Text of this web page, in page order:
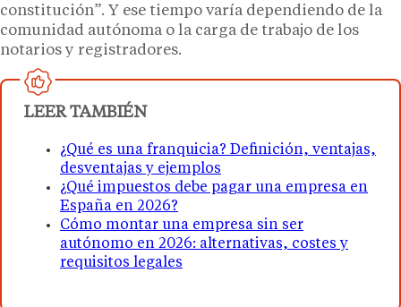
constitución”. Y ese tiempo varía dependiendo de la
comunidad autónoma o la carga de trabajo de los
notarios y registradores.
LEER TAMBIÉN
¿Qué es una franquicia? Definición, ventajas,
desventajas y ejemplos
¿Qué impuestos debe pagar una empresa en
España en 2026?
Cómo montar una empresa sin ser
autónomo en 2026: alternativas, costes y
requisitos legales